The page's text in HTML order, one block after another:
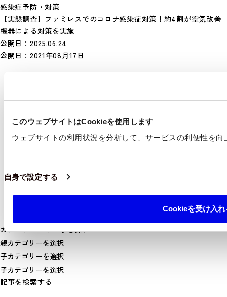
このウェブサイトはCookieを使用します
ウェブサイトの利用状況を分析して、サービスの利便性を
自身で設定する
Cookieを受け入れ
感染症予防・対策
【実態調査】ファミレスでのコロナ感染症対策！約4割が空気改善
機器による対策を実施
公開日： 2025.06.24
公開日： 2021年08月17日
カテゴリーから記事を探す
記事を検索する